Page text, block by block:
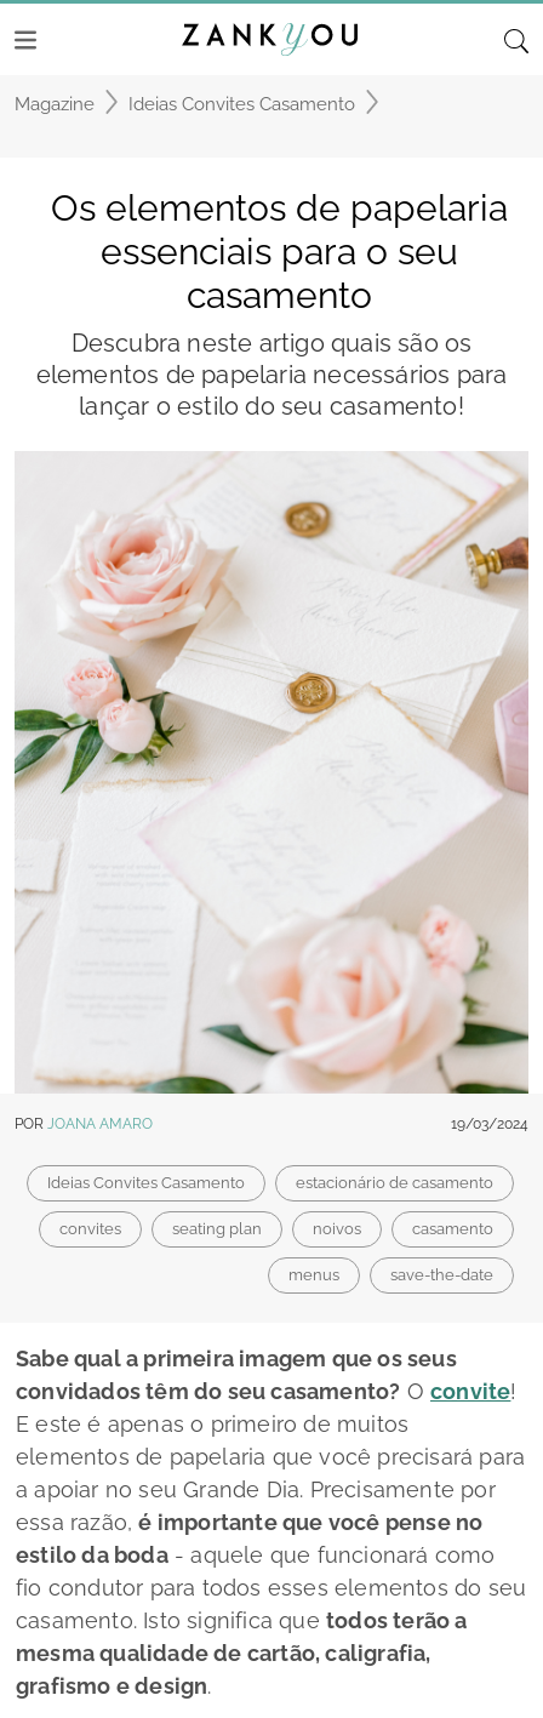
Magazine Ideias Convites Casamento
Os elementos de papelaria
essenciais para o seu
casamento
Descubra neste artigo quais são os
elementos de papelaria necessários para
lançar o estilo do seu casamento!
POR JOANA AMARO 19/03/2024
Ideias Convites Casamento estacionário de casamento
convites seating plan noivos casamento
menus save-the-date
Sabe qual a primeira imagem que os seus
convidados têm do seu casamento? Oconvite!
E este é apenas o primeiro de muitos
elementos de papelaria que você precisará para
a apoiar no seu Grande Dia. Precisamente por
essa razão,é importante que você pense no
estilo da boda- aquele que funcionará como
fio condutor para todos esses elementos do seu
casamento. Isto significa que todos terão a
mesma qualidade de cartão, caligrafia,
grafismo edesign.